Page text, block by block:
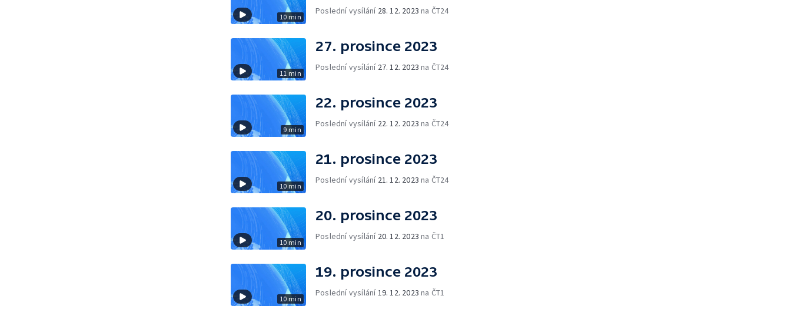
10 min
Poslední vysílání 28. 12. 2023 na ČT24
11 min
27. prosince 2023
Poslední vysílání 27. 12. 2023 na ČT24
9 min
22. prosince 2023
Poslední vysílání 22. 12. 2023 na ČT24
10 min
21. prosince 2023
Poslední vysílání 21. 12. 2023 na ČT24
10 min
20. prosince 2023
Poslední vysílání 20. 12. 2023 na ČT1
10 min
19. prosince 2023
Poslední vysílání 19. 12. 2023 na ČT1